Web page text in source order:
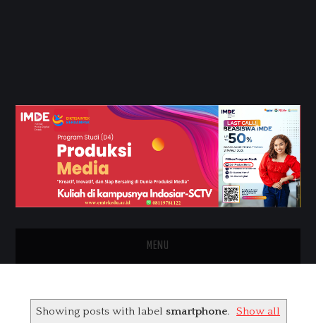
MENU
PRODUKSI TV
Showing posts with label smartphone. Show all